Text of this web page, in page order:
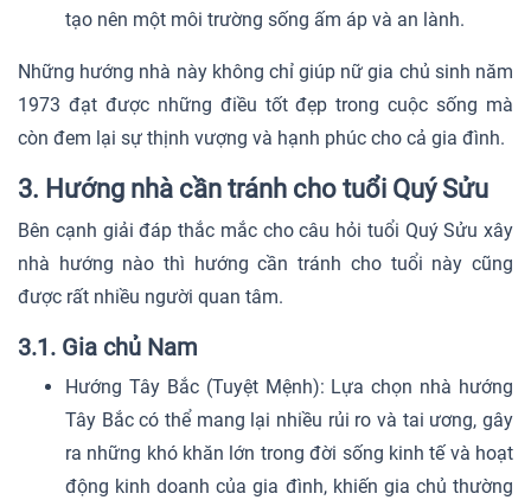
tạo nên một môi trường sống ấm áp và an lành.
Những hướng nhà này không chỉ giúp nữ gia chủ sinh năm
1973 đạt được những điều tốt đẹp trong cuộc sống mà
còn đem lại sự thịnh vượng và hạnh phúc cho cả gia đình.
3. Hướng nhà cần tránh cho tuổi Quý Sửu
Bên cạnh giải đáp thắc mắc cho câu hỏi tuổi Quý Sửu xây
nhà hướng nào thì hướng cần tránh cho tuổi này cũng
được rất nhiều người quan tâm.
3.1. Gia chủ Nam
Hướng Tây Bắc (Tuyệt Mệnh): Lựa chọn nhà hướng
Tây Bắc có thể mang lại nhiều rủi ro và tai ương, gây
ra những khó khăn lớn trong đời sống kinh tế và hoạt
động kinh doanh của gia đình, khiến gia chủ thường